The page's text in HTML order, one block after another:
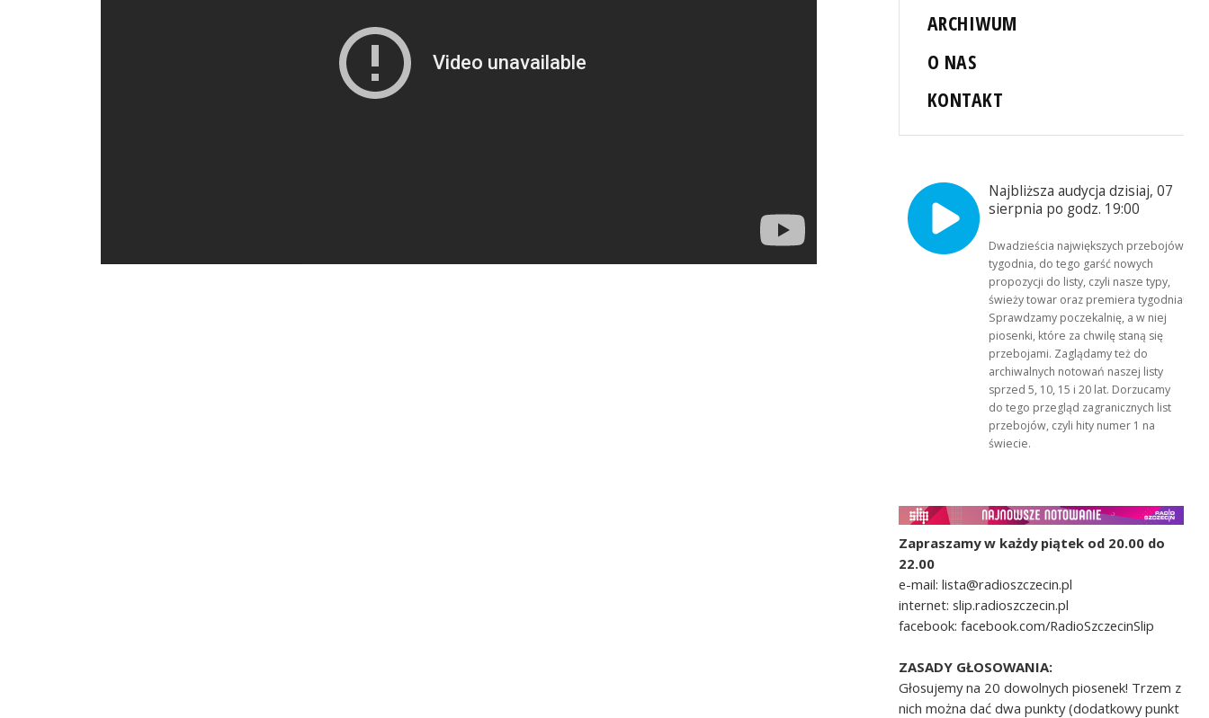
ARCHIWUM
O NAS
KONTAKT
Najbliższa audycja dzisiaj, 07
sierpnia po godz. 19:00
Dwadzieścia największych przebojów
tygodnia, do tego garść nowych
propozycji do listy, czyli nasze typy,
świeży towar oraz premiera tygodnia!
Sprawdzamy poczekalnię, a w niej
piosenki, które za chwilę staną się
przebojami. Zaglądamy też do
archiwalnych notowań naszej listy
sprzed 5, 10, 15 i 20 lat. Dorzucamy
do tego przegląd zagranicznych list
przebojów, czyli hity numer 1 na
świecie.
Zapraszamy w każdy piątek od 20.00 do
22.00
e-mail: lista@radioszczecin.pl
internet: slip.radioszczecin.pl
facebook: facebook.com/RadioSzczecinSlip
ZASADY GŁOSOWANIA:
Głosujemy na 20 dowolnych piosenek! Trzem z
nich można dać dwa punkty (dodatkowy punkt